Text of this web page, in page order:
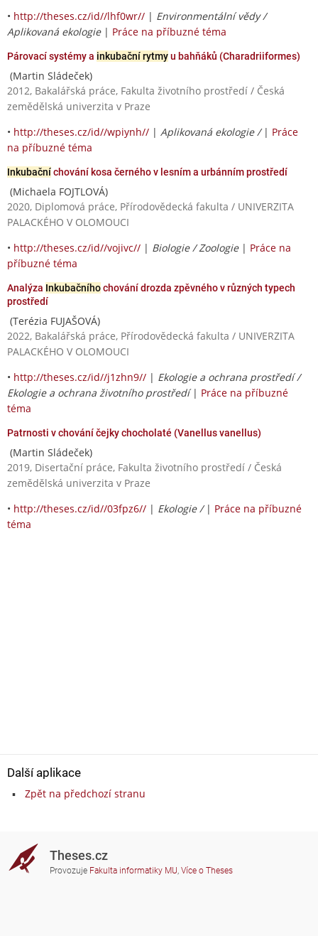
• http://theses.cz/id//lhf0wr// | Environmentální vědy /
Aplikovaná ekologie| Práce na příbuzné téma
Párovací systémy a inkubační rytmyu bahňáků (Charadriiformes)
(Martin Sládeček)
2012, Bakalářská práce, Fakulta životního prostředí / Česká
zemědělská univerzita v Praze
• http://theses.cz/id//wpiynh// | Aplikovaná ekologie / | Práce
na příbuzné téma
Inkubačníchování kosa černého v lesním a urbánním prostředí
(Michaela FOJTLOVÁ)
2020, Diplomová práce, Přírodovědecká fakulta / UNIVERZITA
PALACKÉHO V OLOMOUCI
• http://theses.cz/id//vojivc// | Biologie / Zoologie| Práce na
příbuzné téma
Analýza Inkubačníhochování drozda zpěvného v různých typech
prostředí
(Terézia FUJAŠOVÁ)
2022, Bakalářská práce, Přírodovědecká fakulta / UNIVERZITA
PALACKÉHO V OLOMOUCI
• http://theses.cz/id//j1zhn9// | Ekologie a ochrana prostředí /
Ekologie a ochrana životního prostředí| Práce na příbuzné
téma
Patrnosti v chování čejky chocholaté (Vanellus vanellus)
(Martin Sládeček)
2019, Disertační práce, Fakulta životního prostředí / Česká
zemědělská univerzita v Praze
• http://theses.cz/id//03fpz6// | Ekologie / | Práce na příbuzné
téma
Další aplikace
Zpět na předchozí stranu
Theses.cz
Provozuje Fakulta informatiky MU, Více o Theses